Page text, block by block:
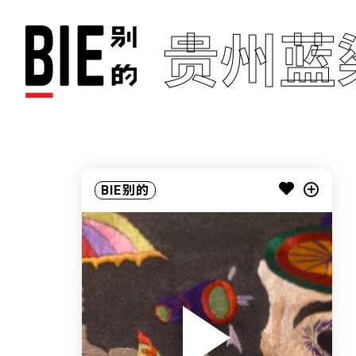
贵州蓝
BIE别的